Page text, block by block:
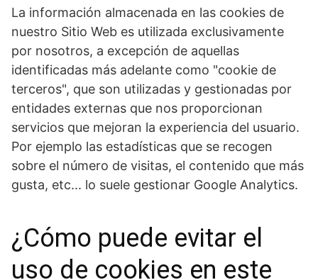
La información almacenada en las cookies de
nuestro Sitio Web es utilizada exclusivamente
por nosotros, a excepción de aquellas
identificadas más adelante como "cookie de
terceros", que son utilizadas y gestionadas por
entidades externas que nos proporcionan
servicios que mejoran la experiencia del usuario.
Por ejemplo las estadísticas que se recogen
sobre el número de visitas, el contenido que más
gusta, etc... lo suele gestionar Google Analytics.
¿Cómo puede evitar el
uso de cookies en este